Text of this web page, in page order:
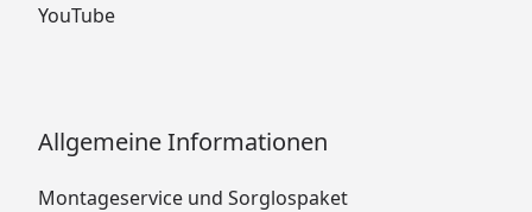
YouTube
Allgemeine Informationen
Montageservice und Sorglospaket